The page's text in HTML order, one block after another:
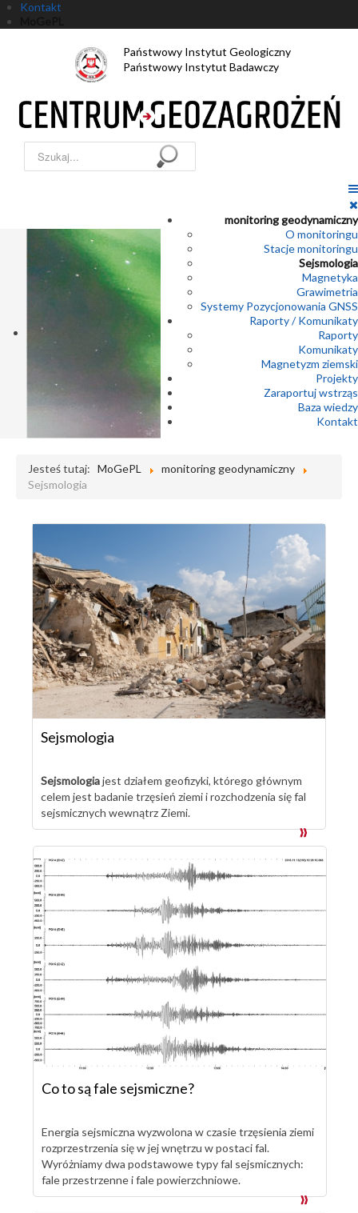
Kontakt
Państwowy Instytut Geologiczny
Państwowy Instytut Badawczy
Szukaj...
monitoring geodynamiczny
O monitoringu
Stacje monitoringu
Sejsmologia
Magnetyka
Grawimetria
Systemy Pozycjonowania GNSS
Raporty / Komunikaty
Raporty
Komunikaty
Magnetyzm ziemski
Projekty
Zaraportuj wstrząs
Baza wiedzy
Kontakt
Jesteś tutaj: MoGePL
monitoring geodynamiczny
Sejsmologia
Sejsmologia
Sejsmologiajest działem geofizyki, którego głównym
celem jest badanie trzęsień ziemi i rozchodzenia się fal
sejsmicznych wewnątrz Ziemi.
Co to są fale sejsmiczne?
Energia sejsmiczna wyzwolona w czasie trzęsienia ziemi
rozprzestrzenia się w jej wnętrzu w postaci fal.
Wyróżniamy dwa podstawowe typy fal sejsmicznych:
fale przestrzenne i fale powierzchniowe.